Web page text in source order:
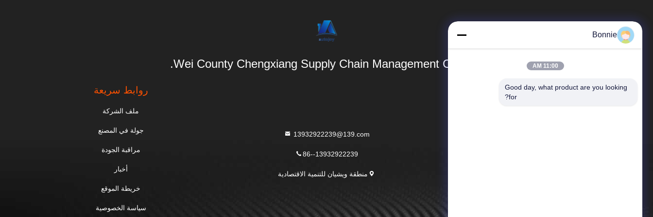
Wei County Chengxiang Supply Chain Management Co., Ltd.
المنتجات
13932922239@139.com
86--13932922239
منطقة ويشيان للتنمية الاقتصادية
روابط سريعة
ملف الشركة
جولة في المصنع
مراقبة الجودة
أخبار
خريطة الموقع
سياسة الخصوصية
Bonnie
11:00 AM
Good day, what product are you looking
for?